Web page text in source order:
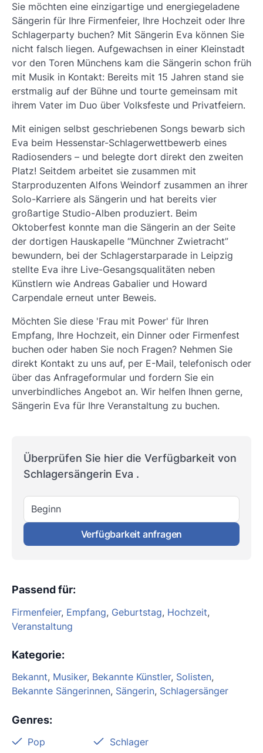
Sie möchten eine einzigartige und energiegeladene
Sängerin für Ihre Firmenfeier, Ihre Hochzeit oder Ihre
Schlagerparty buchen? Mit Sängerin Eva können Sie
nicht falsch liegen. Aufgewachsen in einer Kleinstadt
vor den Toren Münchens kam die Sängerin schon früh
mit Musik in Kontakt: Bereits mit 15 Jahren stand sie
erstmalig auf der Bühne und tourte gemeinsam mit
ihrem Vater im Duo über Volksfeste und Privatfeiern.
Mit einigen selbst geschriebenen Songs bewarb sich
Eva beim Hessenstar-Schlagerwettbewerb eines
Radiosenders – und belegte dort direkt den zweiten
Platz! Seitdem arbeitet sie zusammen mit
Starproduzenten Alfons Weindorf zusammen an ihrer
Solo-Karriere als Sängerin und hat bereits vier
großartige Studio-Alben produziert. Beim
Oktoberfest konnte man die Sängerin an der Seite
der dortigen Hauskapelle “Münchner Zwietracht”
bewundern, bei der Schlagerstarparade in Leipzig
stellte Eva ihre Live-Gesangsqualitäten neben
Künstlern wie Andreas Gabalier und Howard
Carpendale erneut unter Beweis.
Möchten Sie diese 'Frau mit Power' für Ihren
Empfang, Ihre Hochzeit, ein Dinner oder Firmenfest
buchen oder haben Sie noch Fragen? Nehmen Sie
direkt Kontakt zu uns auf, per E-Mail, telefonisch oder
über das Anfrageformular und fordern Sie ein
unverbindliches Angebot an. Wir helfen Ihnen gerne,
Sängerin Eva für Ihre Veranstaltung zu buchen.
Überprüfen Sie hier die Verfügbarkeit von
Schlagersängerin Eva .
Beginn
Verfügbarkeit anfragen
Passend für:
Firmenfeier, Empfang, Geburtstag, Hochzeit,
Veranstaltung
Kategorie:
Bekannt, Musiker, Bekannte Künstler, Solisten,
Bekannte Sängerinnen, Sängerin, Schlagersänger
Genres:
Pop Schlager